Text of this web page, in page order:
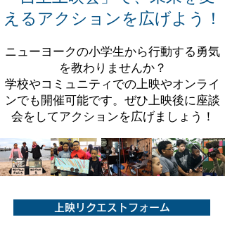
えるアクションを広げよう！
ニューヨークの小学生から行動する勇気
を教わりませんか？
学校やコミュニティでの上映やオンライ
ンでも開催可能です。ぜひ上映後に座談
会をしてアクションを広げましょう！
上映リクエストフォーム